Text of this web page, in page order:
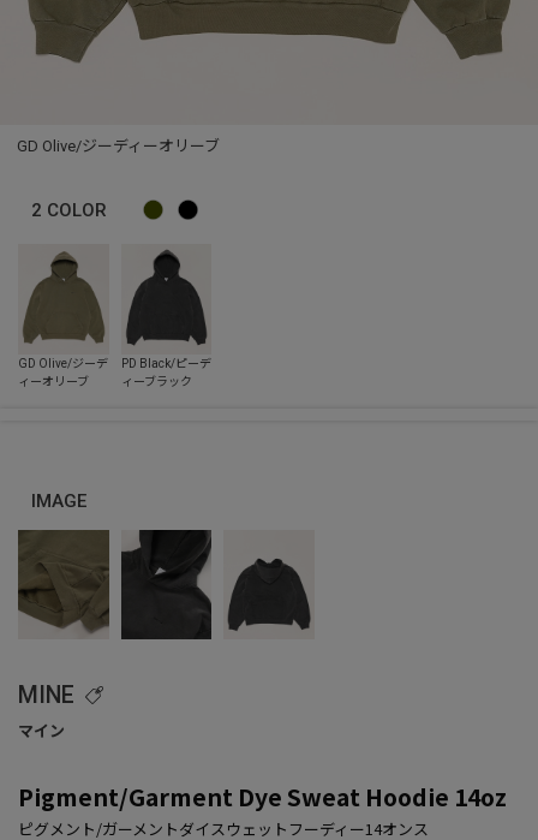
GD Olive/ジーディーオリーブ
2 COLOR
IMAGE
MINE
Pigment/Garment Dye Sweat Hoodie 14oz